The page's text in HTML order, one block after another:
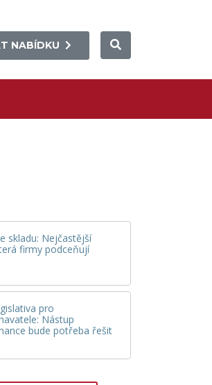
NABÍDKU
skladu: Nejčastější
firmy podceňují
pro
Nástup
bude potřeba řešit